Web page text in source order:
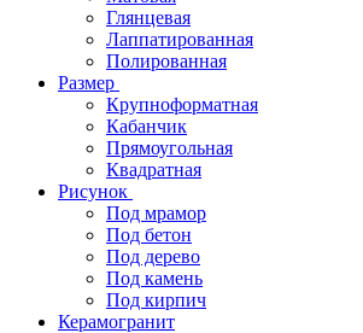
Глянцевая
Лаппатированная
Полированная
Размер
Крупноформатная
Кабанчик
Прямоугольная
Квадратная
Рисунок
Под мрамор
Под бетон
Под дерево
Под камень
Под кирпич
Керамогранит